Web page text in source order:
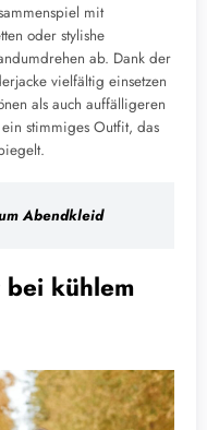
mit
oder stylishe
ab. Dank der
vielfältig einsetzen
als auch auffälligeren
stimmiges Outfit, das
Abendkleid
kühlem